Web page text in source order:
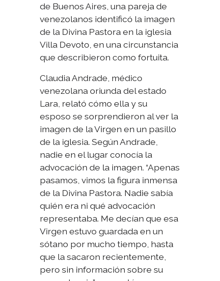
de Buenos Aires, una pareja de
venezolanos identificó la imagen
de la Divina Pastora en la iglesia
Villa Devoto, en una circunstancia
que describieron como fortuita.
Claudia Andrade, médico
venezolana oriunda del estado
Lara, relató cómo ella y su
esposo se sorprendieron al ver la
imagen de la Virgen en un pasillo
de la iglesia. Según Andrade,
nadie en el lugar conocía la
advocación de la imagen. “Apenas
pasamos, vimos la figura inmensa
de la Divina Pastora. Nadie sabía
quién era ni qué advocación
representaba. Me decían que esa
Virgen estuvo guardada en un
sótano por mucho tiempo, hasta
que la sacaron recientemente,
pero sin información sobre su